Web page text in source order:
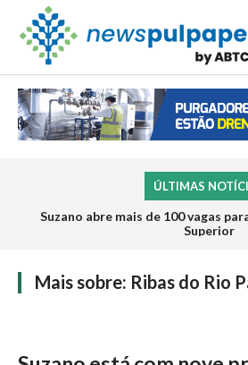
ÚLTIMAS
Suzano abre mais de 100 vagas
Superior
Mais sobre: Ribas do Rio